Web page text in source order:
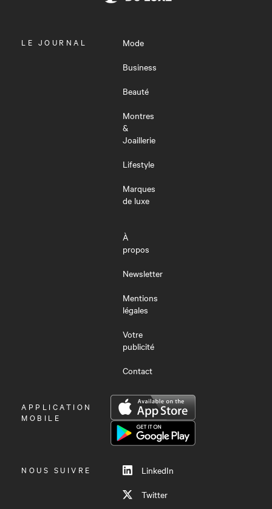
OUVRIR
LE JOURNAL
Mode
Business
Beauté
Montres
&
Joaillerie
Lifestyle
Marques
de luxe
À
propos
Newsletter
Mentions
légales
Votre
publicité
Contact
OUVRIR
LE
APPLICATION
MOBILE
NOUS SUIVRE
LinkedIn
Twitter